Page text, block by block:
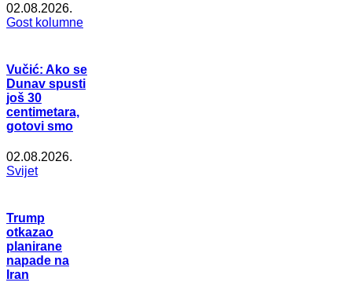
02.08.2026.
Gost kolumne
Vučić: Ako se
Dunav spusti
još 30
centimetara,
gotovi smo
02.08.2026.
Svijet
Trump
otkazao
planirane
napade na
Iran